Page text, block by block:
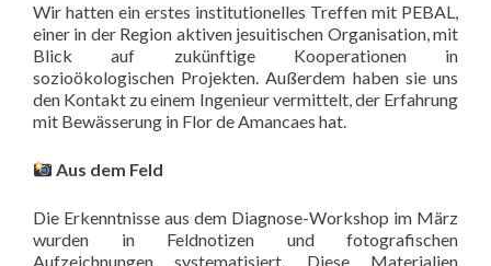
Wir hatten ein erstes institutionelles Treffen mit PEBAL,
einer in der Region aktiven jesuitischen Organisation, mit
Blick auf zukünftige Kooperationen in
sozioökologischen Projekten. Außerdem haben sie uns
den Kontakt zu einem Ingenieur vermittelt, der Erfahrung
mit Bewässerung in Flor de Amancaes hat.
Aus dem Feld
Die Erkenntnisse aus dem Diagnose-Workshop im März
wurden in Feldnotizen und fotografischen
Aufzeichnungen systematisiert. Diese Materialien